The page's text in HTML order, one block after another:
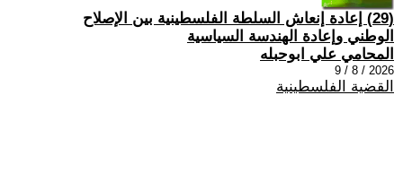
(29) إعادة إنعاش السلطة الفلسطينية بين الإصلاح
الوطني وإعادة الهندسة السياسية
المحامي علي ابوحبله
2026 / 8 / 9
القضية الفلسطينية